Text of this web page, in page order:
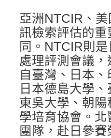
亞洲NTCIR、
訊檢索評估的
同。NTCIR則
處理評測會議
自臺灣、日本
日本德島大學
東吳大學、朝
學培育協會。
團隊，赴日參